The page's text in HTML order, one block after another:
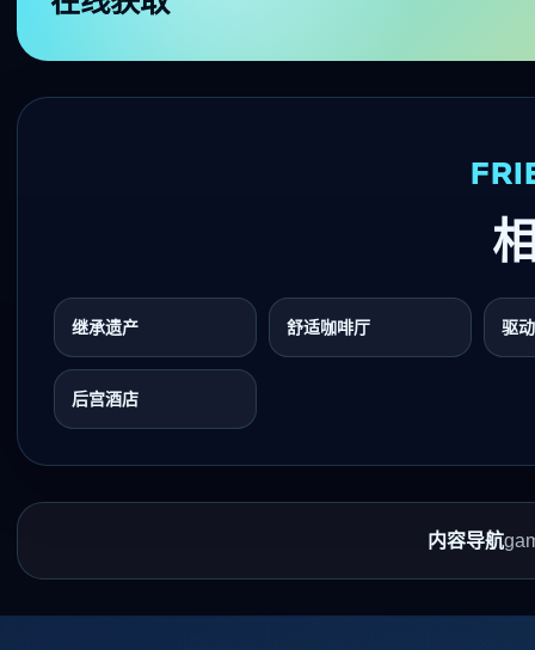
继承遗产 舒适咖啡厅 驱
后宫酒店
内容导航